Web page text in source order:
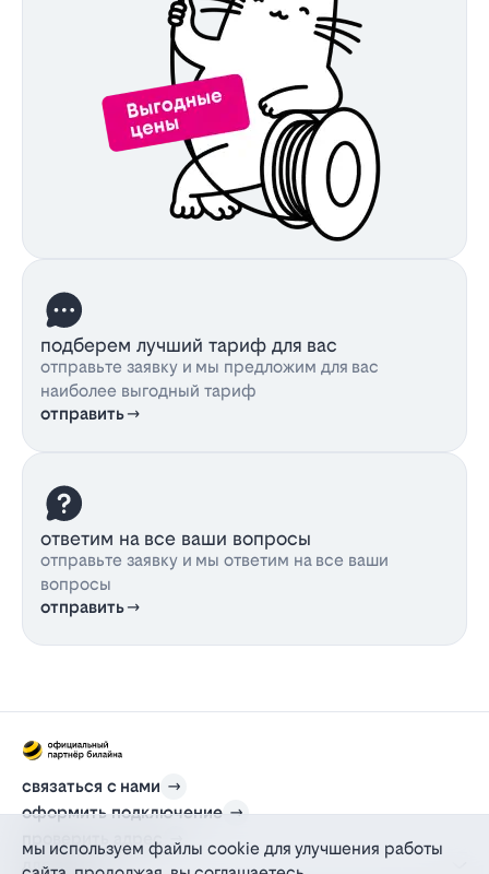
подберем лучший тариф для вас
отправьте заявку и мы предложим для вас
наиболее выгодный тариф
отправить
ответим на все ваши вопросы
отправьте заявку и мы ответим на все ваши
вопросы
отправить
связаться с нами
оформить подключение
проверить адрес
для дома
мы используем файлы cookie для улучшения работы